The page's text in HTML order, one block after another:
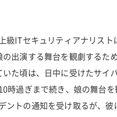
級ITセキュリティアナリスト
出演する舞台を観劇するた
た頃は、日中に受けたサイ
時過ぎまで続き、娘の舞台を
ントの通知を受け取るが、